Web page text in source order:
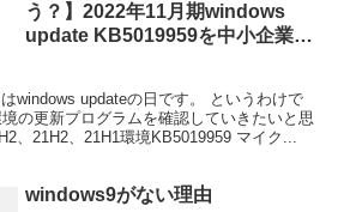
う？】2022年11月期windows
update KB5019959を中小企業情
windows updateの日です。 というわけで
の更新プログラムを確認していきたいと思
、21H2、21H1環境KB5019959 マイク...
windows9がない理由